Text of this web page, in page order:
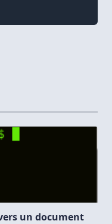
un document